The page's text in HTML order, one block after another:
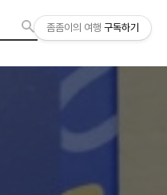
좀좀이의 여행 구독하기